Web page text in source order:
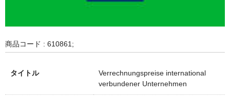
商品コード : 610861;
タイトル
Verrechnungspreise international
verbundener Unternehmen